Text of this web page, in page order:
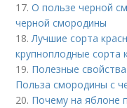
17.О пользе черной
черной смородины
18.Лучшие сорта
крупноплодные сорта
19. Полезные
Польза смородины с
20. Почему на яблоне